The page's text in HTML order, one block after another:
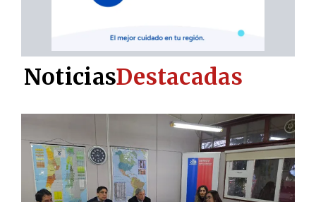
NoticiasDestacadas